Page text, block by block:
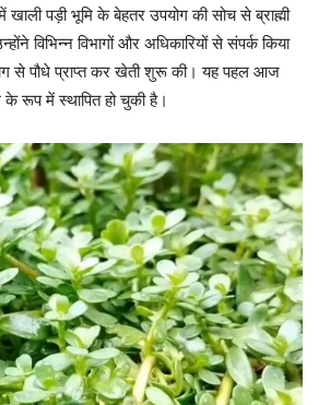
खाली पड़ी भूमि के बेहतर उपयोग की सोच से ब्राह्मी
विभिन्न विभागों और अधिकारियों से संपर्क किया
से पौधे प्राप्त कर खेती शुरू की। यह पहल आज
रूप में स्थापित हो चुकी है।